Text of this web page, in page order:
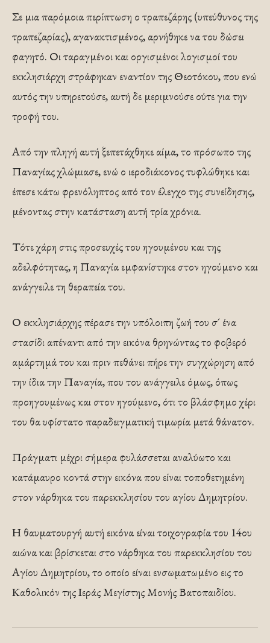
Σε μια παρόμοια περίπτωση ο τραπεζάρης (υπεύθυνος της
τραπεζαρίας), αγανακτισμένος, αρνήθηκε να του δώσει
φαγητό. Οι ταραγμένοι και οργισμένοι λογισμοί του
εκκλησιάρχη στράφηκαν εναντίον της Θεοτόκου, που ενώ
αυτός την υπηρετούσε, αυτή δε μεριμνούσε ούτε για την
τροφή του.
Από την πληγή αυτή ξεπετάχθηκε αίμα, το πρόσωπο της
Παναγίας χλώμιασε, ενώ ο ιεροδιάκονος τυφλώθηκε και
έπεσε κάτω φρενόληπτος από τον έλεγχο της συνείδησης,
μένοντας στην κατάσταση αυτή τρία χρόνια.
Τότε χάρη στις προσευχές του ηγουμένου και της
αδελφότητας, η Παναγία εμφανίστηκε στον ηγούμενο και
ανάγγειλε τη θεραπεία του.
Ο εκκλησιάρχης πέρασε την υπόλοιπη ζωή του σ´ ένα
στασίδι απέναντι από την εικόνα θρηνώντας το φοβερό
αμάρτημά του και πριν πεθάνει πήρε την συγχώρηση από
την ίδια την Παναγία, που του ανάγγειλε όμως, όπως
προηγουμένως και στον ηγούμενο, ότι το βλάσφημο χέρι
του θα υφίστατο παραδειγματική τιμωρία μετά θάνατον.
Πράγματι μέχρι σήμερα φυλάσσεται αναλύωτο και
κατάμαυρο κοντά στην εικόνα που είναι τοποθετημένη
στον νάρθηκα του παρεκκλησίου του αγίου Δημητρίου.
Η θαυματουργή αυτή εικόνα είναι τοιχογραφία του 14ου
αιώνα και βρίσκεται στο νάρθηκα του παρεκκλησίου του
Αγίου Δημητρίου, το οποίο είναι ενσωματωμένο εις το
Καθολικόν της Ιεράς Μεγίστης Μονής Βατοπαιδίου.